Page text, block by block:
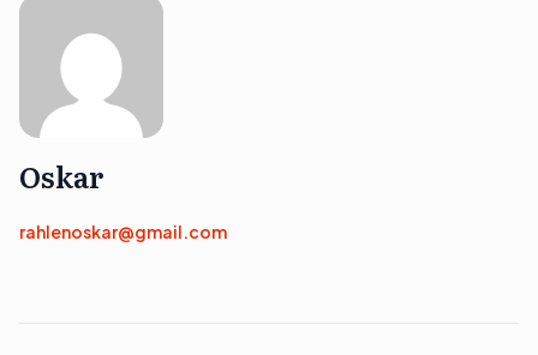
Oskar
rahlenoskar@gmail.com